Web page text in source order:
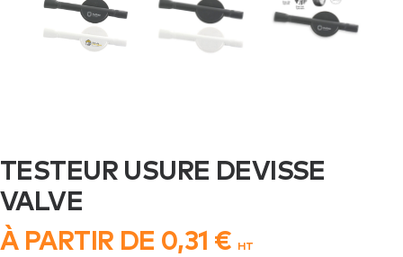
TESTEUR USURE DEVISSE
VALVE
À PARTIR DE 0,31 € HT